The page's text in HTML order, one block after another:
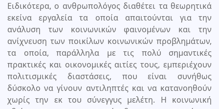
Ειδικότερα, ο ανθρωπολόγος διαθέτει τα θεωρητικά
εκείνα εργαλεία τα οποία απαιτούνται για την
ανάλυση των κοινωνικών φαινομένων και την
ανίχνευση των ποικίλων κοινωνικών προβλημάτων,
τα οποία, παράλληλα με τις πολύ σημαντικές
πρακτικές και οικονομικές αιτίες τους, εμπεριέχουν
πολιτισμικές διαστάσεις, που είναι συνήθως
δύσκολο να γίνουν αντιληπτές και να κατανοηθούν
χωρίς την εκ του σύνεγγυς μελέτη. Η κοινωνική